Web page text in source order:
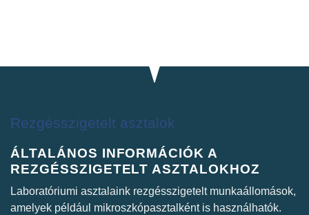
Rezgésszigetelt asztalok
ÁLTALÁNOS INFORMÁCIÓK A
REZGÉSSZIGETELT ASZTALOKHOZ
Laboratóriumi asztalaink rezgésszigetelt munkaállomások,
amelyek például mikroszkópasztalként is használhatók.